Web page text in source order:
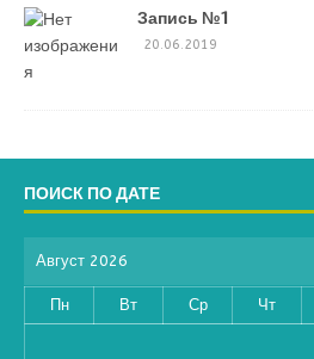
Запись №1
20.06.2019
ПОИСК ПО ДАТЕ
Август 2026
Пн Вт Ср Чт